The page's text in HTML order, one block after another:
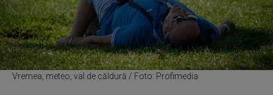
Vremea, meteo, val de căldură / Foto: Profimedia